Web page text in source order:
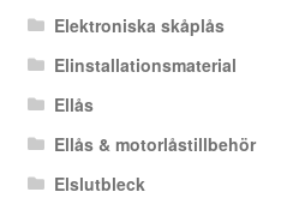
Elektroniska skåplås
Elinstallationsmaterial
Ellås
Ellås & motorlåstillbehör
Elslutbleck